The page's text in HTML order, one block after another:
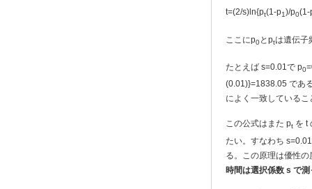
t=(2/s)ln{pt(1-p1)/p0(1-
ここにp0とptは遺伝子
たとえば s=0.01で p0
(0.01)}=1838.05 であ
によく一致しているこ
この公式はまた pt を t
たい。すなわち
る。この原理は優性
時間は選択係数 s で